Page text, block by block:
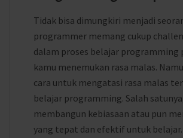
Tidak bisa dimungkiri menjadi
programmer memang cukup
dalam proses belajar programming
kamu menemukan rasa malas.
cara untuk mengatasi rasa malas
belajar programming. Salah
membangun kebiasaan atau pun
yang tepat dan efektif untuk belajar.